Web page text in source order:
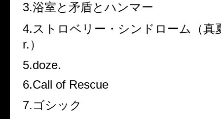
3.浴室と矛盾とハンマー
4. ストロベリー・シンドローム（真
r.）
5.doze.
6.Call of Rescue
7.ゴシック